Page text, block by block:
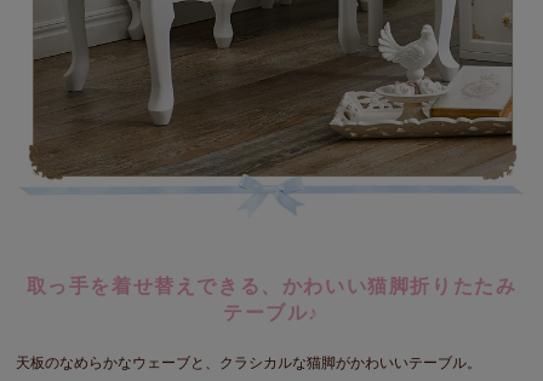
取っ手を着せ替えできる、かわいい猫脚折りたたみ
テーブル♪
天板のなめらかなウェーブと、クラシカルな猫脚がかわいいテーブル。